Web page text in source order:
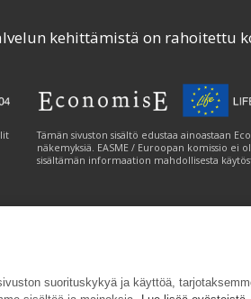
suorituskykyä ja käyttöä,
kehittämistä on rahoitettu
Tämän sivuston sisältö edustaa ainoastaan
näkemyksiä. EASME / Euroopan komissio ei
sisältämän informaation mahdollisesta
|Evästeasetukset|